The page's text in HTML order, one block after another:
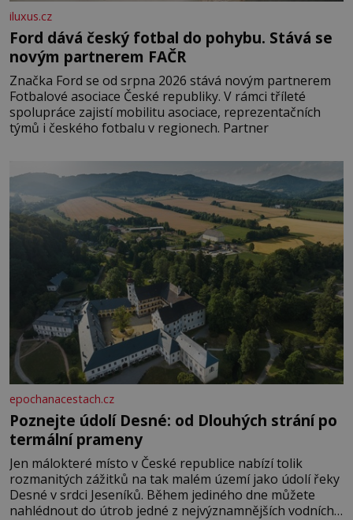
iluxus.cz
Ford dává český fotbal do pohybu. Stává se
novým partnerem FAČR
Značka Ford se od srpna 2026 stává novým partnerem
Fotbalové asociace České republiky. V rámci tříleté
spolupráce zajistí mobilitu asociace, reprezentačních
týmů i českého fotbalu v regionech. Partner
epochanacestach.cz
Poznejte údolí Desné: od Dlouhých strání po
termální prameny
Jen málokteré místo v České republice nabízí tolik
rozmanitých zážitků na tak malém území jako údolí řeky
Desné v srdci Jeseníků. Během jediného dne můžete
nahlédnout do útrob jedné z nejvýznamnějších vodních